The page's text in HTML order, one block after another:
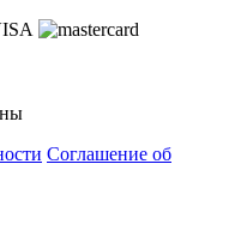
Соглашение об